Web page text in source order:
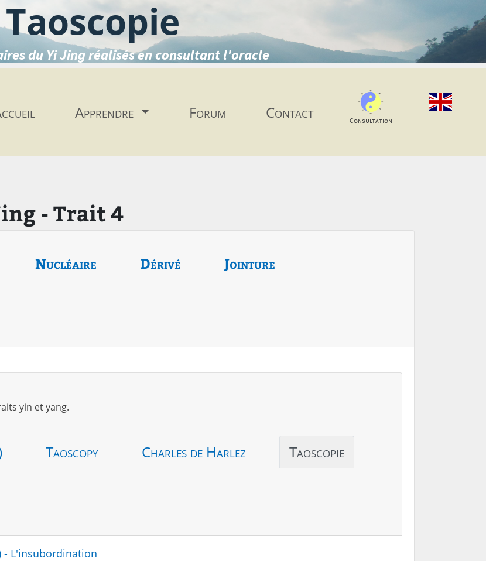
Taoscopie
du Yi Jing réalisés en consultant l'oracle
Apprendre Forum Contact Consultation
- Trait 4
Nucléaire Dérivé Jointure
yin et yang.
Taoscopy Charles de Harlez Taoscopie
- L'insubordination